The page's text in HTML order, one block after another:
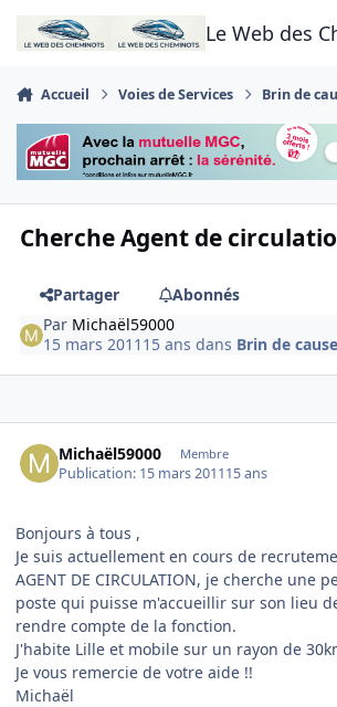
Aller au contenu
Le Web des
Accueil Voies de Services Brin de
Cherche Agent de
Partager
Abonnés
Par Michaël59000
15 mars 2011 15 ans dans Brin de
Michaël59000 Membre
Publication: 15 mars 201115 ans
Bonjours à tous ,
Je suis actuellement en cours de
AGENT DE CIRCULATION, je cherche une
poste qui puisse m'accueillir sur son lieu
rendre compte de la fonction.
J'habite Lille et mobile sur un rayon de
Je vous remercie de votre aide !!
Michaël